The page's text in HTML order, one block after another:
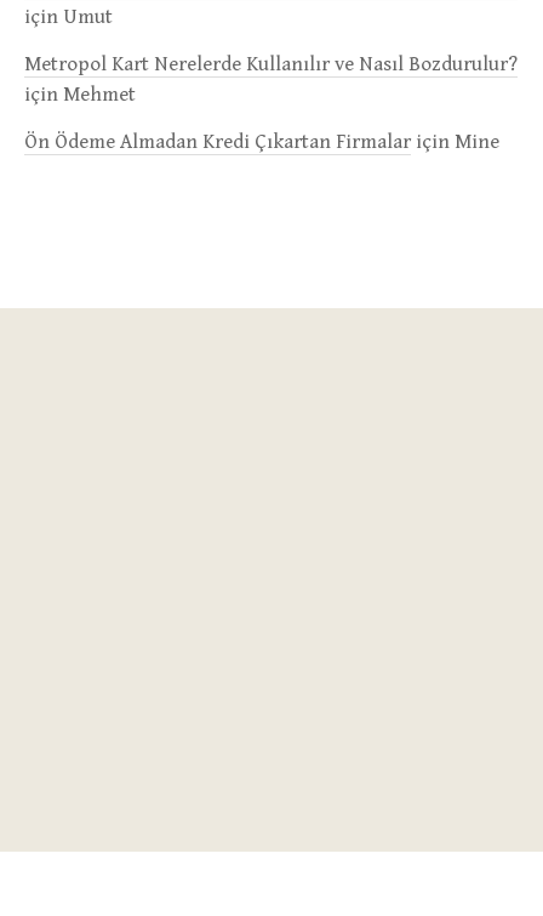
için Umut
Metropol Kart Nerelerde Kullanılır ve Nasıl Bozdurulur?
için Mehmet
Ön Ödeme Almadan Kredi Çıkartan Firmalar için Mine